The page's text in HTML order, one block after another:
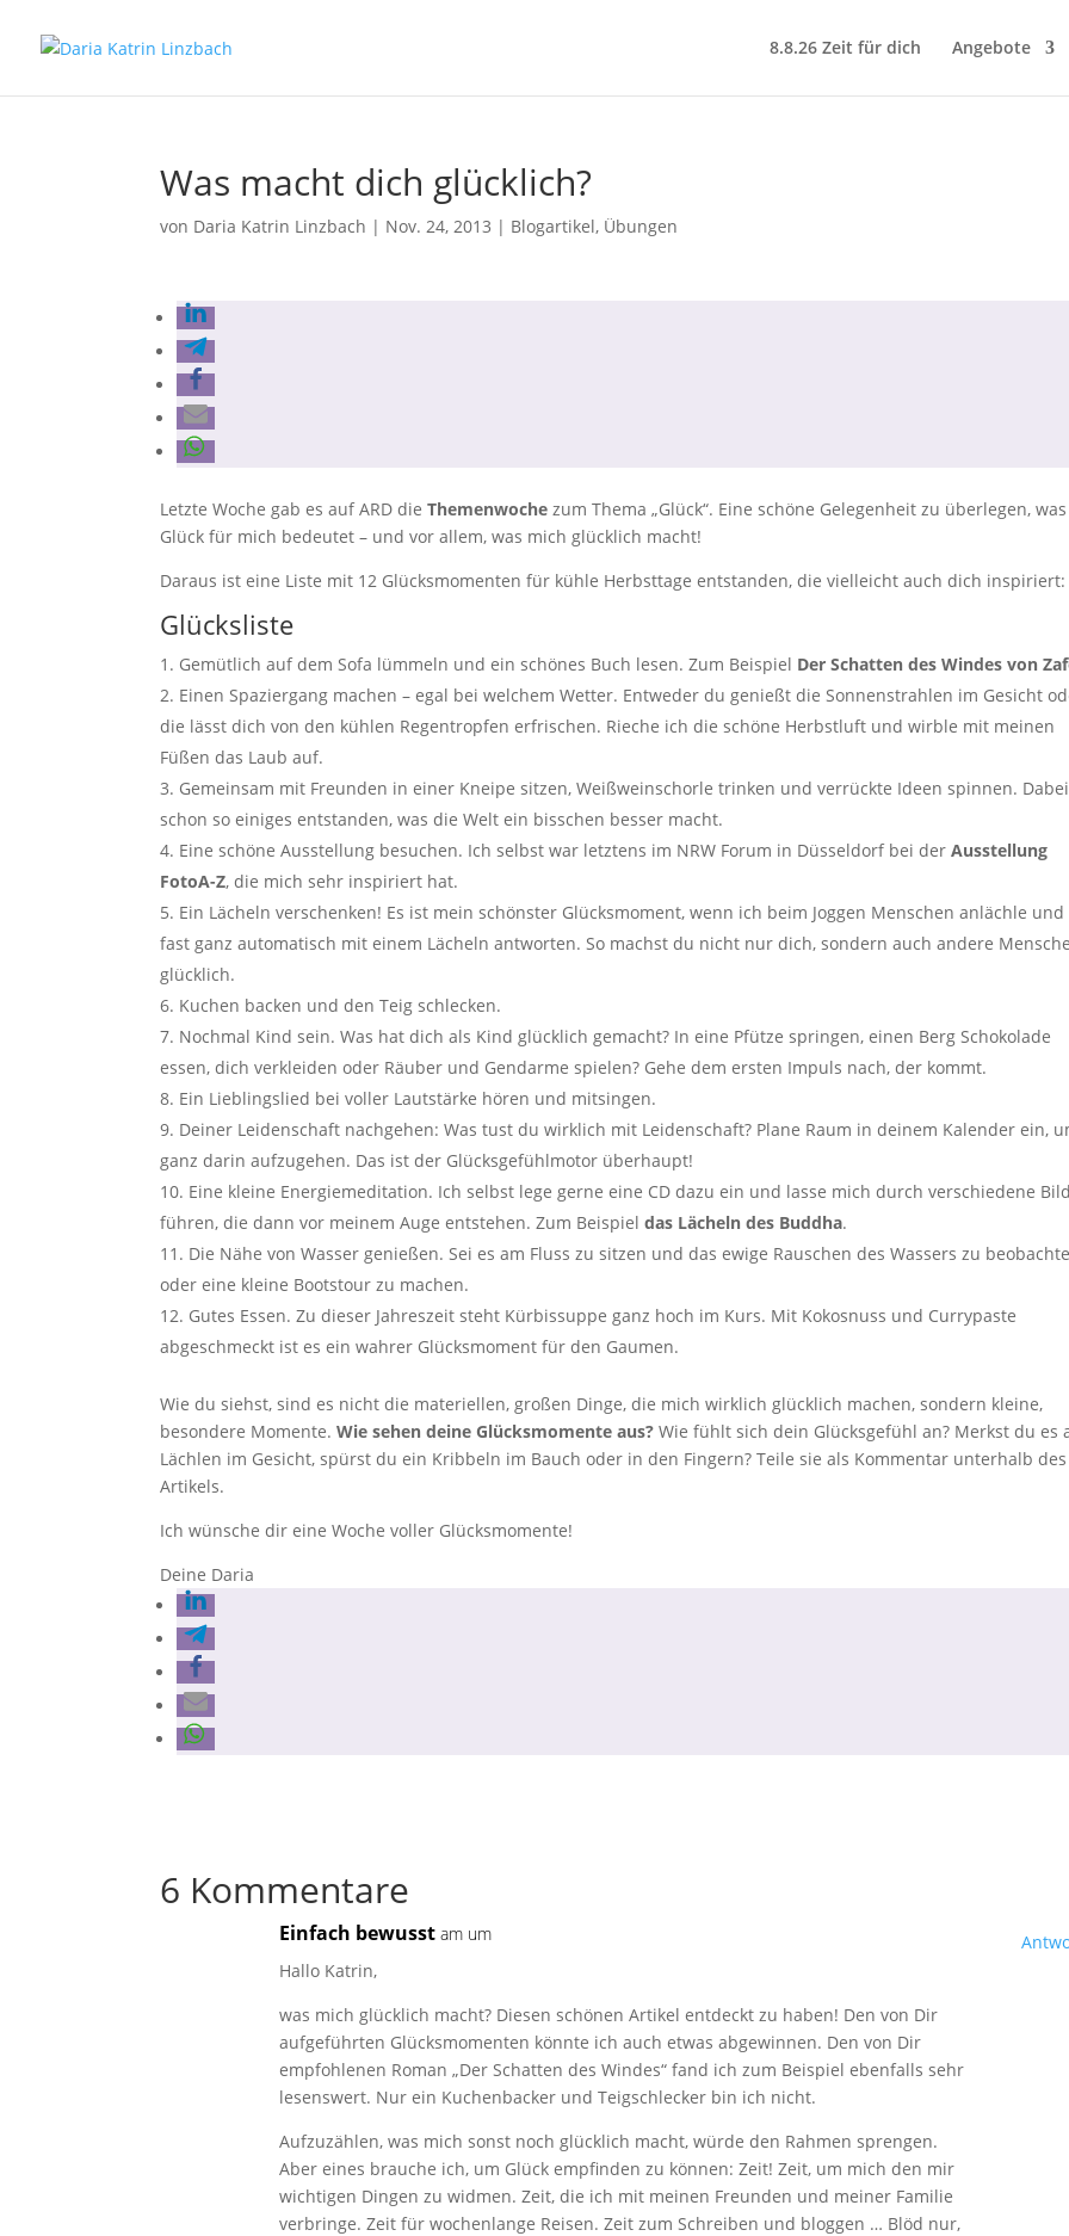
8.8.26 Zeit für dich Angebote
Was macht dich glücklich?
von Daria Katrin Linzbach | Nov. 24, 2013 | Blogartikel, Übungen
Letzte Woche gab es auf ARD dieThemenwoche zum Thema „Glück“. Eine schöne Gelegenheit zu überlegen, was
Glück für mich bedeutet – und vor allem, was mich glücklich macht!
Daraus ist eine Liste mit 12 Glücksmomenten für kühle Herbsttage entstanden, die vielleicht auch dich inspiriert:
Glücksliste
Gemütlich auf dem Sofa lümmeln und ein schönes Buch lesen. Zum Beispiel Der Schatten des Windes von
Einen Spaziergang machen – egal bei welchem Wetter. Entweder du genießt die Sonnenstrahlen im Gesicht
die lässt dich von den kühlen Regentropfen erfrischen. Rieche ich die schöne Herbstluft und wirble mit meinen
Füßen das Laub auf.
Gemeinsam mit Freunden in einer Kneipe sitzen, Weißweinschorle trinken und verrückte Ideen spinnen.
schon so einiges entstanden, was die Welt ein bisschen besser macht.
Eine schöne Ausstellung besuchen. Ich selbst war letztens im NRW Forum in Düsseldorf bei derAusstellung
FotoA-Z, die mich sehr inspiriert hat.
Ein Lächeln verschenken! Es ist mein schönster Glücksmoment, wenn ich beim Joggen Menschen anlächle und
fast ganz automatisch mit einem Lächeln antworten. So machst du nicht nur dich, sondern auch andere
glücklich.
Kuchen backen und den Teig schlecken.
Nochmal Kind sein. Was hat dich als Kind glücklich gemacht? In eine Pfütze springen, einen Berg Schokolade
essen, dich verkleiden oder Räuber und Gendarme spielen? Gehe dem ersten Impuls nach, der kommt.
Ein Lieblingslied bei voller Lautstärke hören und mitsingen.
Deiner Leidenschaft nachgehen: Was tust du wirklich mit Leidenschaft? Plane Raum in deinem Kalender ein,
ganz darin aufzugehen. Das ist der Glücksgefühlmotor überhaupt!
Eine kleine Energiemeditation. Ich selbst lege gerne eine CD dazu ein und lasse mich durch verschiedene
führen, die dann vor meinem Auge entstehen. Zum Beispieldas Lächeln des Buddha.
Die Nähe von Wasser genießen. Sei es am Fluss zu sitzen und das ewige Rauschen des Wassers zu
oder eine kleine Bootstour zu machen.
Gutes Essen. Zu dieser Jahreszeit steht Kürbissuppe ganz hoch im Kurs. Mit Kokosnuss und Currypaste
abgeschmeckt ist es ein wahrer Glücksmoment für den Gaumen.
Wie du siehst, sind es nicht die materiellen, großen Dinge, die mich wirklich glücklich machen, sondern kleine,
besondere Momente.Wie sehen deine Glücksmomente aus? Wie fühlt sich dein Glücksgefühl an? Merkst du es
Lächlen im Gesicht, spürst du ein Kribbeln im Bauch oder in den Fingern? Teile sie als Kommentar unterhalb des
Artikels.
Ich wünsche dir eine Woche voller Glücksmomente!
Deine Daria
6 Kommentare
Einfach bewusst am um
Hallo Katrin,
was mich glücklich macht? Diesen schönen Artikel entdeckt zu haben! Den von Dir
aufgeführten Glücksmomenten könnte ich auch etwas abgewinnen. Den von Dir
empfohlenen Roman „Der Schatten des Windes“ fand ich zum Beispiel ebenfalls sehr
lesenswert. Nur ein Kuchenbacker und Teigschlecker bin ich nicht.
Aufzuzählen, was mich sonst noch glücklich macht, würde den Rahmen sprengen.
Aber eines brauche ich, um Glück empfinden zu können: Zeit! Zeit, um mich den mir
wichtigen Dingen zu widmen. Zeit, die ich mit meinen Freunden und meiner Familie
verbringe. Zeit für wochenlange Reisen. Zeit zum Schreiben und bloggen … Blöd nur,